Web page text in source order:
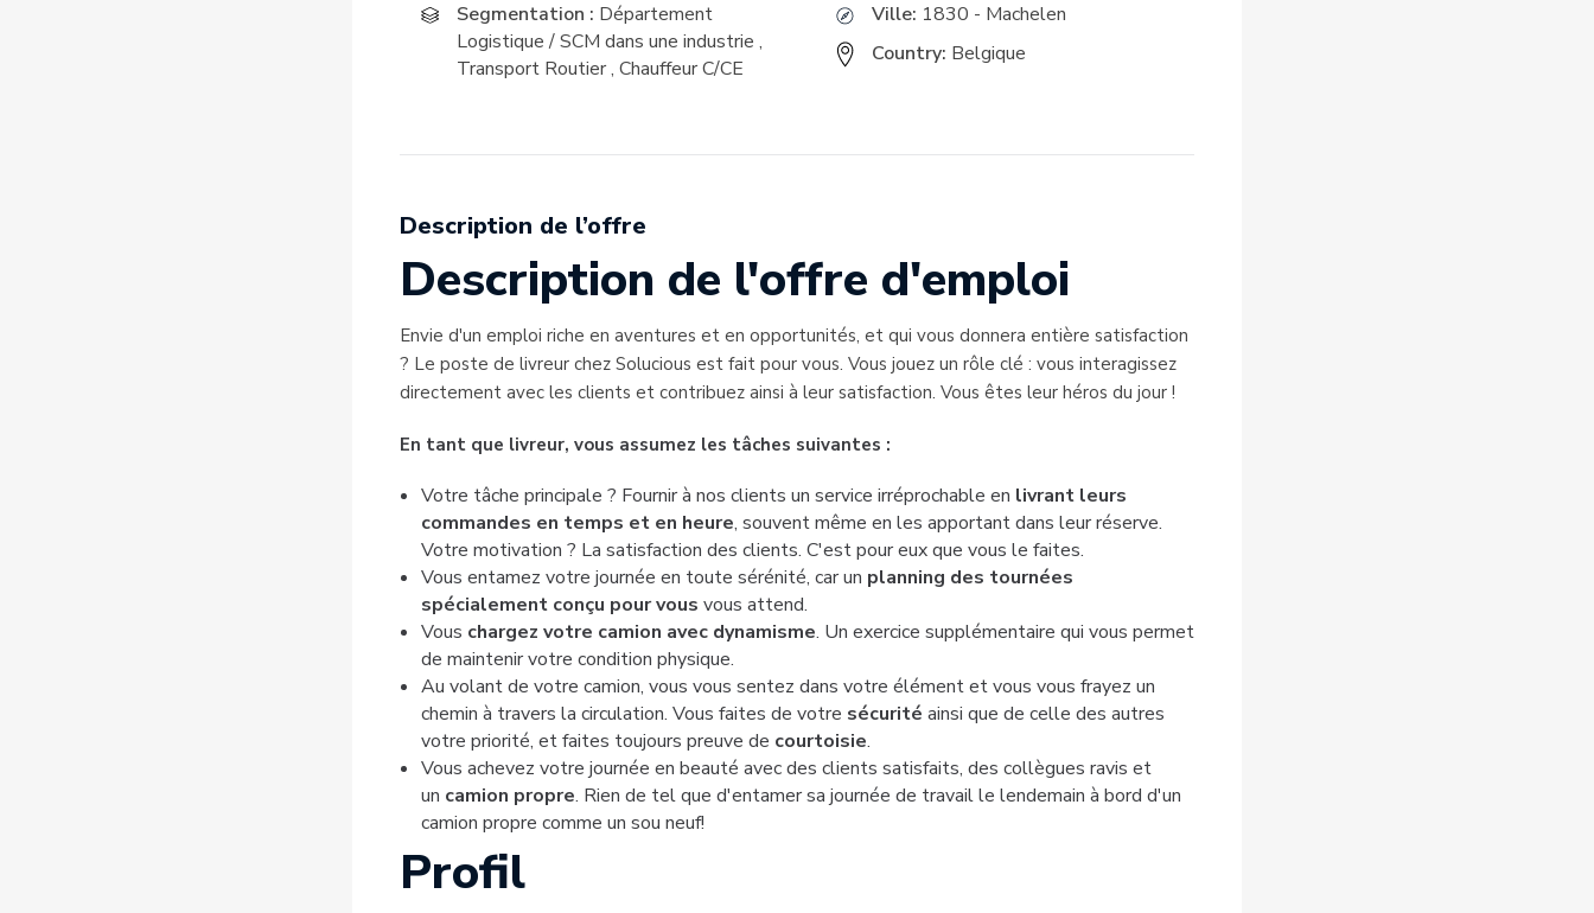
Segmentation : Département
Logistique / SCM dans une industrie ,
Transport Routier, Chauffeur C/CE
Ville: 1830 - Machelen
Country: Belgique
Description de l’offre
Description de l'offre d'emploi
Envie d'un emploi riche en aventures et en opportunités, et qui vous donnera entière satisfaction
? Le poste de livreur chez Solucious est fait pour vous. Vous jouez un rôle clé : vous interagissez
directement avec les clients et contribuez ainsi à leur satisfaction. Vous êtes leur héros du jour !
En tant que livreur, vous assumez les tâches suivantes :
Votre tâche principale ? Fournir à nos clients un service irréprochable en livrant leurs
commandes en temps et en heure, souvent même en les apportant dans leur réserve.
Votre motivation ? La satisfaction des clients. C'est pour eux que vous le faites.
Vous entamez votre journée en toute sérénité, car un planning des tournées
spécialement conçu pour vous vous attend.
Vous chargez votre camion avec dynamisme. Un exercice supplémentaire qui vous permet
de maintenir votre condition physique.
Au volant de votre camion, vous vous sentez dans votre élément et vous vous frayez un
chemin à travers la circulation. Vous faites de votre sécurité ainsi que de celle des autres
votre priorité, et faites toujours preuve de courtoisie.
Vous achevez votre journée en beauté avec des clients satisfaits, des collègues ravis et
un camion propre. Rien de tel que d'entamer sa journée de travail le lendemain à bord d'un
camion propre comme un sou neuf!
Profil